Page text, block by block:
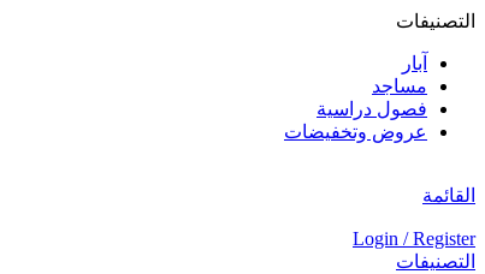
التصنيفات
آبار
مساجد
فصول دراسية
عروض وتخفيضات
القائمة
Login / Register
التصنيفات